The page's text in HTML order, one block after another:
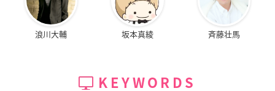
浪川大輔 坂本真綾 斉藤壮馬
KEYWORDS